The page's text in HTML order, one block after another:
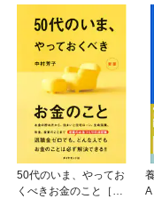
50代のいま、やってお
くべきお金のこと［新
A